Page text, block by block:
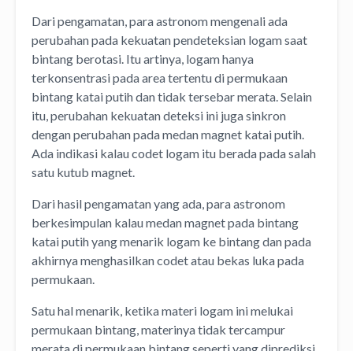
Dari pengamatan, para astronom mengenali ada
perubahan pada kekuatan pendeteksian logam saat
bintang berotasi. Itu artinya, logam hanya
terkonsentrasi pada area tertentu di permukaan
bintang katai putih dan tidak tersebar merata. Selain
itu, perubahan kekuatan deteksi ini juga sinkron
dengan perubahan pada medan magnet katai putih.
Ada indikasi kalau codet logam itu berada pada salah
satu kutub magnet.
Dari hasil pengamatan yang ada, para astronom
berkesimpulan kalau medan magnet pada bintang
katai putih yang menarik logam ke bintang dan pada
akhirnya menghasilkan codet atau bekas luka pada
permukaan.
Satu hal menarik, ketika materi logam ini melukai
permukaan bintang, materinya tidak tercampur